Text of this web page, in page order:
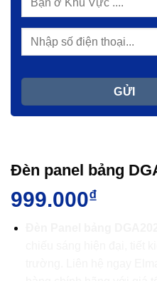
Đèn panel bảng
999.000₫